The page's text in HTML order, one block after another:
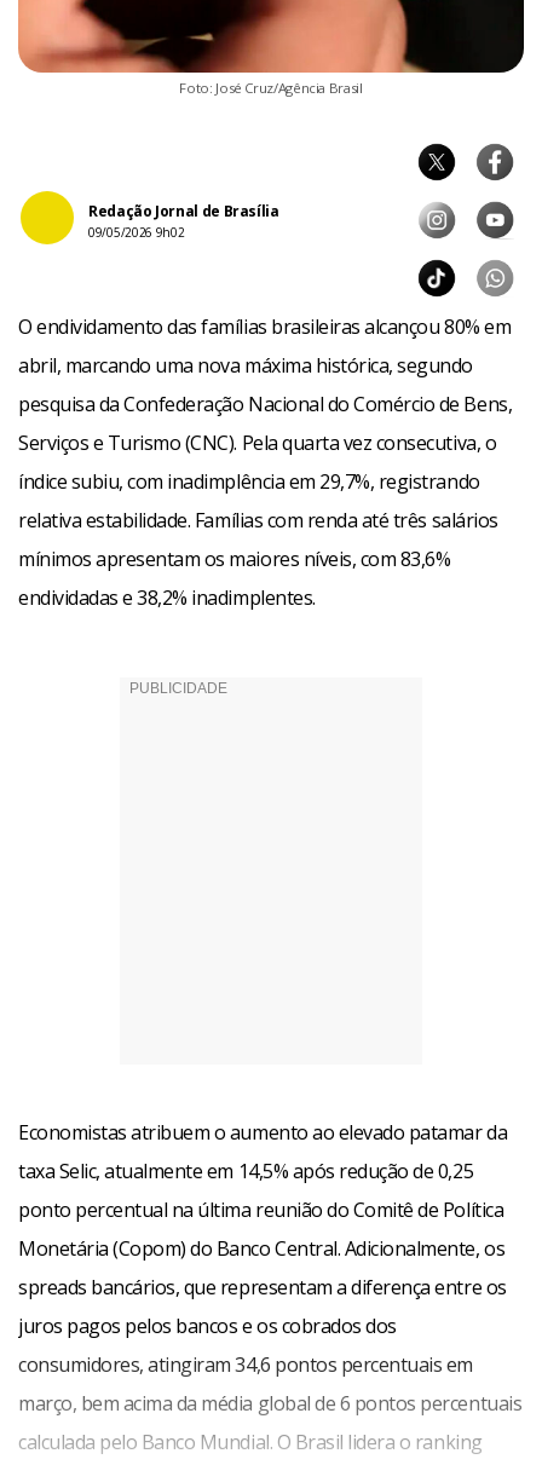
Foto: José Cruz/Agência Brasil
Redação Jornal de Brasília
09/05/2026 9h02
O endividamento das famílias brasileiras alcançou 80% em
abril, marcando uma nova máxima histórica, segundo
pesquisa da Confederação Nacional do Comércio de Bens,
Serviços e Turismo (CNC). Pela quarta vez consecutiva, o
índice subiu, com inadimplência em 29,7%, registrando
relativa estabilidade. Famílias com renda até três salários
mínimos apresentam os maiores níveis, com 83,6%
endividadas e 38,2% inadimplentes.
Economistas atribuem o aumento ao elevado patamar da
taxa Selic, atualmente em 14,5% após redução de 0,25
ponto percentual na última reunião do Comitê de Política
Monetária (Copom) do Banco Central. Adicionalmente, os
spreads bancários, que representam a diferença entre os
juros pagos pelos bancos e os cobrados dos
consumidores, atingiram 34,6 pontos percentuais em
março, bem acima da média global de 6 pontos percentuais
calculada pelo Banco Mundial. O Brasil lidera o ranking